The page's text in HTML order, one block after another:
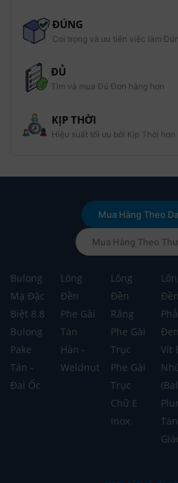
ĐÚNG
Coi trọng và ưu tiên việc làm
ĐỦ
Tìm và mua Đủ Đơn hàng hơn
KỊP THỜI
Hiệu suất tối ưu bởi Kịp Thời hơn
Mua Hàng Theo
Mua Hàng Theo
Bulong
Mạ Đặc
Biệt 8.8
Bulong
Pake
Tán -
Đai Ốc
Lông
Đền
Phe Gài
Tán
Hàn -
Weldnut
Lông
Đền
Răng
Phe Gài
Trục
Phe Gài
Trục
Chữ E
Inox
Đền
Đen
Vít